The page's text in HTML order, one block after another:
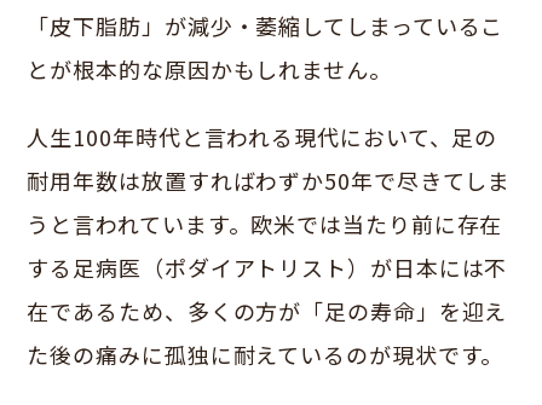
「皮下脂肪」が減少・萎縮してしまっているこ
とが根本的な原因かもしれません。
人生100年時代と言われる現代において、足の
耐用年数は放置すればわずか50年で尽きてしま
うと言われています。欧米では当たり前に存在
する足病医（ポダイアトリスト）が日本には不
在であるため、多くの方が「足の寿命」を迎え
た後の痛みに孤独に耐えているのが現状です。